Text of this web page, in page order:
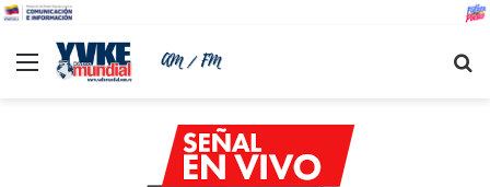
Menu